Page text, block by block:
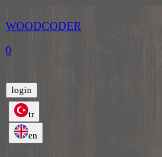
WOODCODER
0
login
tr
en